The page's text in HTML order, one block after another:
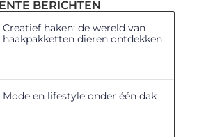
BERICHTEN
Creatief haken: de wereld van
haakpakketten dieren ontdekken
Mode en lifestyle onder één dak